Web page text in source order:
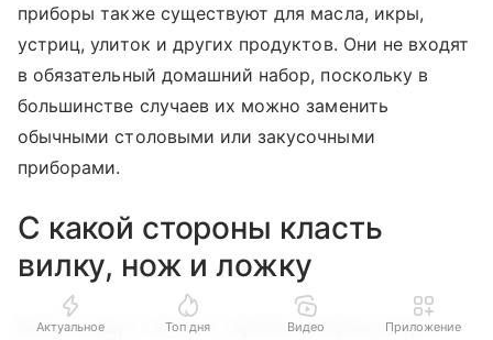
приборы также существуют для масла, икры,
устриц, улиток и других продуктов. Они не входят
в обязательный домашний набор, поскольку в
большинстве случаев их можно заменить
обычными столовыми или закусочными
приборами.
С какой стороны класть
вилку, нож и ложку
Вилки кладут слева от тарелки зубцами вверх.
Актуальное Топ дня Видео Приложение